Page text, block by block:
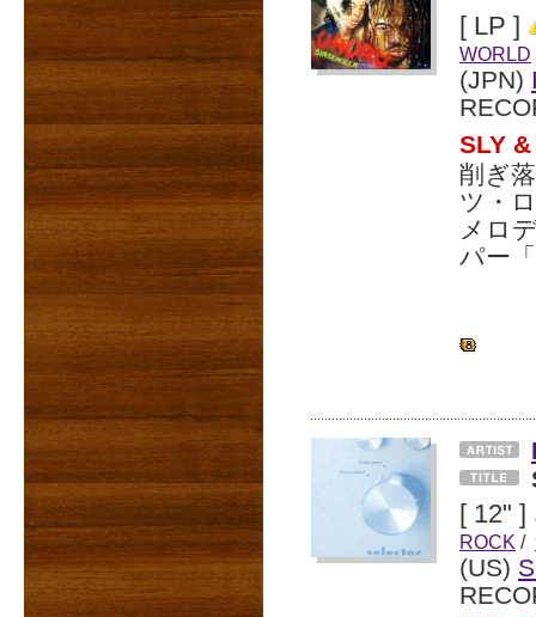
[ LP ]
WORLD
(JPN)
SLY
削ぎ
ツ・
メロ
パー
[ 12" ]
ROCK /
(US)